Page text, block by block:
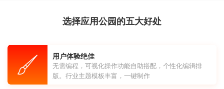
选择应用公园的五大好处
用户体验绝佳
无需编程，可视化操作功能自助搭配，个性化编辑排
版。行业主题模板丰富，一键制作